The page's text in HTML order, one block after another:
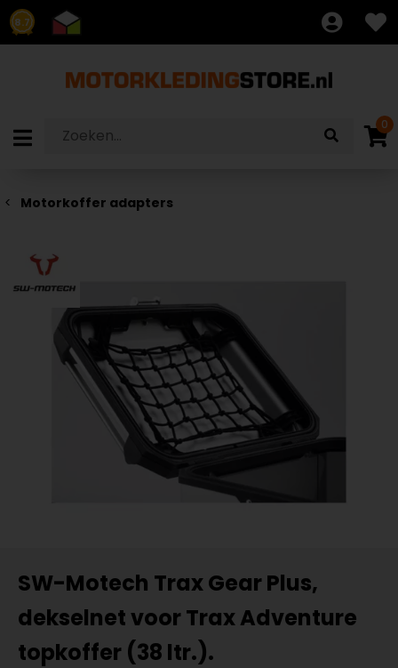
8.7
0
Motorkoffer adapters
SW-Motech Trax Gear Plus,
dekselnet voor Trax Adventure
topkoffer (38 ltr.).